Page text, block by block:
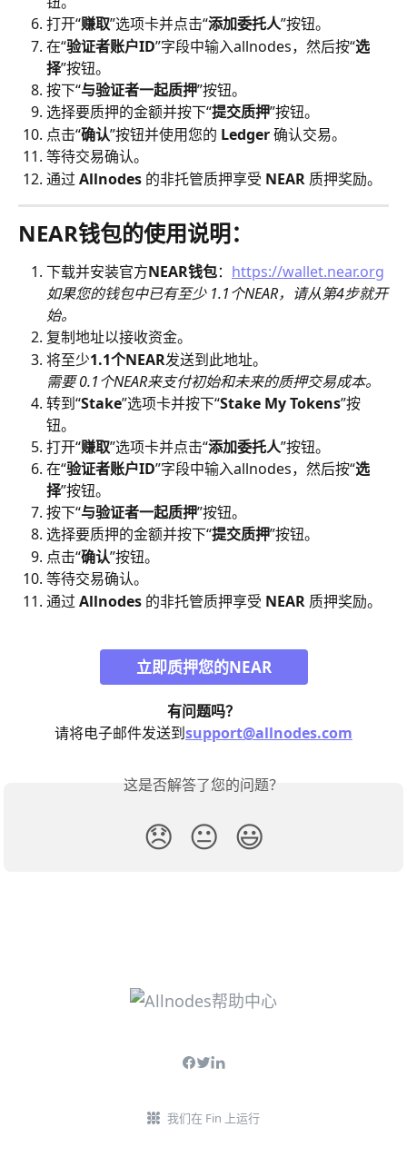
打开“赚取”选项卡并点击“添加委托人”按钮。
在“验证者账户ID”字段中输入allnodes，然后按“选
择”按钮。
按下“与验证者一起质押”按钮。
选择要质押的金额并按下“提交质押”按钮。
点击“确认”按钮并使用您的 Ledger 确认交易。
等待交易确认。
通过 Allnodes 的非托管质押享受 NEAR 质押奖励。
NEAR钱包的使用说明：
下载并安装官方NEAR钱包： https://wallet.near.org
如果您的钱包中已有至少 1.1个NEAR，请从第4步就开
始。
复制地址以接收资金。
将至少1.1个NEAR发送到此地址。
需要 0.1个NEAR来支付初始和未来的质押交易成本。
转到“Stake”选项卡并按下“Stake My Tokens”按
钮。
打开“赚取”选项卡并点击“添加委托人”按钮。
在“验证者账户ID”字段中输入allnodes，然后按“选
择”按钮。
按下“与验证者一起质押”按钮。
选择要质押的金额并按下“提交质押”按钮。
点击“确认”按钮。
等待交易确认。
通过 Allnodes 的非托管质押享受 NEAR 质押奖励。
立即质押您的NEAR
有问题吗？
请将电子邮件发送到support@allnodes.com
这是否解答了您的问题？
😞 😐 😃
我们在 Fin 上运行